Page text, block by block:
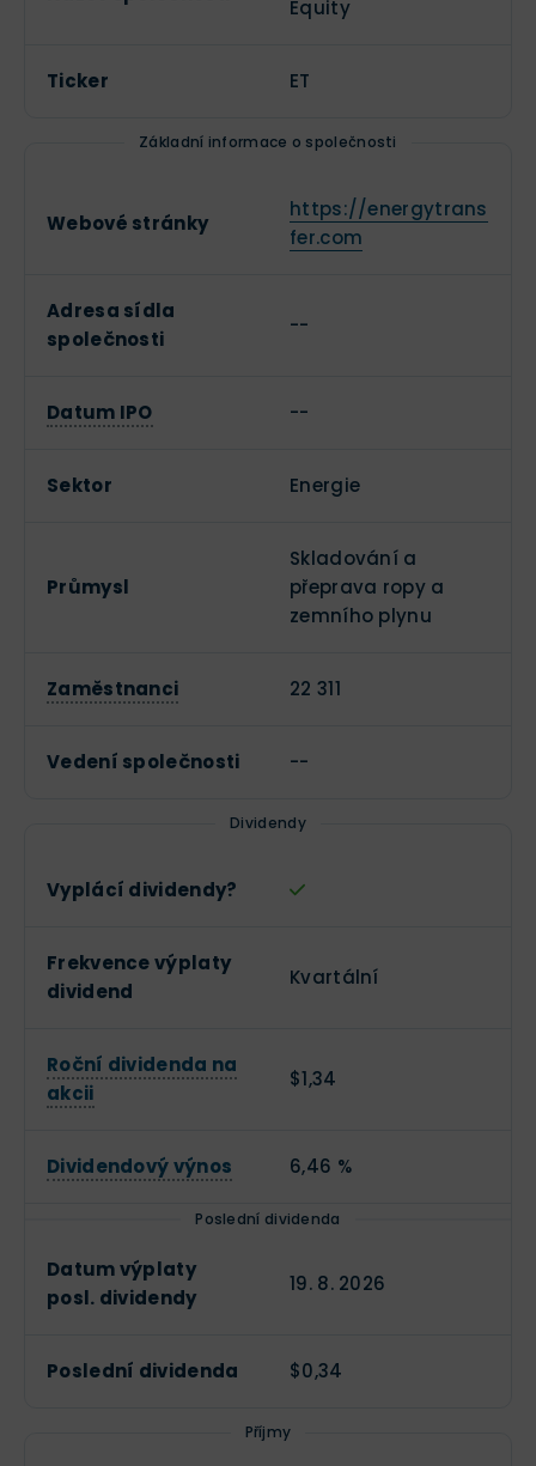
Equity
Ticker ET
Základní informace o společnosti
Webové stránky
https://energytrans
fer.com
Adresa sídla
společnosti
--
Datum IPO --
Sektor Energie
Průmysl
Skladování a
přeprava ropy a
zemního plynu
Zaměstnanci 22 311
Vedení společnosti --
Dividendy
Vyplácí dividendy?
Frekvence výplaty
dividend
Kvartální
Roční dividenda na
akcii
$1,34
Dividendový výnos 6,46 %
Poslední dividenda
Datum výplaty
posl. dividendy
19. 8. 2026
Poslední dividenda $0,34
Příjmy